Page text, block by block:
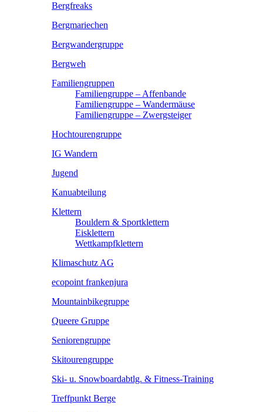
Bergfreaks
Bergmariechen
Bergwandergruppe
Bergweh
Familiengruppen
Familiengruppe – Affenbande
Familiengruppe – Wandermäuse
Familiengruppe – Zwergsteiger
Hochtourengruppe
IG Wandern
Jugend
Kanuabteilung
Klettern
Bouldern & Sportklettern
Eisklettern
Wettkampfklettern
Klimaschutz AG
ecopoint frankenjura
Mountainbikegruppe
Queere Gruppe
Seniorengruppe
Skitourengruppe
Ski- u. Snowboardabtlg. & Fitness-Training
Treffpunkt Berge